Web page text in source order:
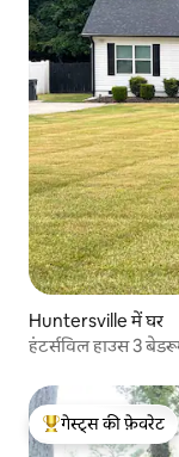
Huntersville में घर
हंटर्सविल हाउस 3
गेस्ट्स का टॉप फ़ेवरेट
गेस्ट्स की फ़ेवरेट